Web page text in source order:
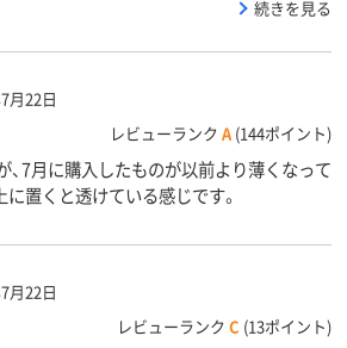
決めました。今後なにか理由が発生しな
続きを見る
月22日
レビューランク A (144ポイント)
、7月に購入したものが以前より薄くなって
置くと透けている感じです。
月22日
レビューランク C (13ポイント)